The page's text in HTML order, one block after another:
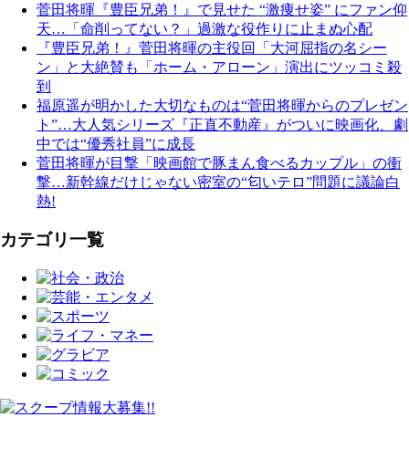
菅田将暉『豊臣兄弟！』で見せた “激痩せ姿” にファン仰
天…「命削ってない？」過激な役作りに止まぬ心配
『豊臣兄弟！』菅田将暉の主役回「大河屈指の名シー
ン」と大絶賛も「ホーム・アローン」演出にツッコミ殺
到
福原遥が明かした大切なものは“菅田将暉からのプレゼン
ト”…大人気シリーズ『正直不動産』がついに映画化、劇
中では“優秀社員”に成長
菅田将暉が目撃「映画館で豚まん食べるカップル」の衝
撃…新幹線だけじゃない密室の“匂いテロ”問題に議論白
熱!
カテゴリ一覧